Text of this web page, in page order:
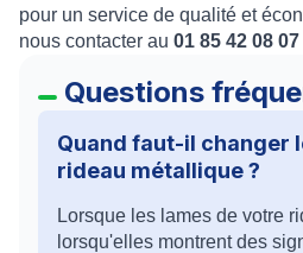
pour un service de qualité et
nous contacter au 01 85 42 08 07
Questions
Quand faut-il changer
rideau métallique ?
Lorsque les lames de votre
lorsqu'elles montrent des